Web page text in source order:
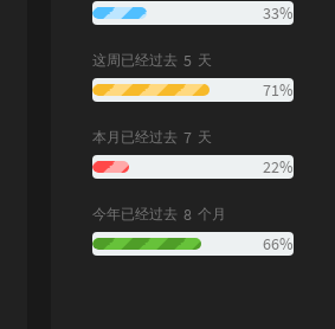
33%
这周已经过去 5 天
71%
本月已经过去 7 天
22%
今年已经过去 8 个月
66%